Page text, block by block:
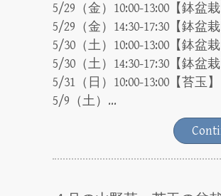
5/29（金）10:00-13:00【鉢盆栽
5/29（金）14:30-17:30【鉢盆栽
5/30（土）10:00-13:00【鉢盆栽
5/30（土）14:30-17:30【鉢盆栽
5/31（日）10:00-13:00【苔玉】
5/9（土）...